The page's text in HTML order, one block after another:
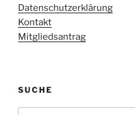
Datenschutzerklärung
Kontakt
Mitgliedsantrag
SUCHE